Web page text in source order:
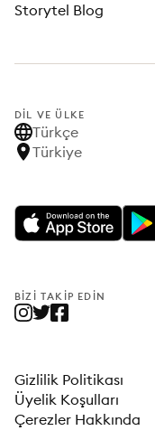
Storytel Blog
DIL VE ÜLKE
Türkçe
Türkiye
BIZI TAKIP EDIN
Gizlilik Politikası
Üyelik Koşulları
Çerezler Hakkında